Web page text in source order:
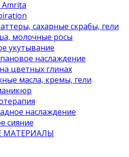
Amrita
сахарные скрабы, гели
молочные росы
укутывание
наслаждение
цветных глинах
масла, кремы, гели
наслаждение
сияние
МАТЕРИАЛЫ